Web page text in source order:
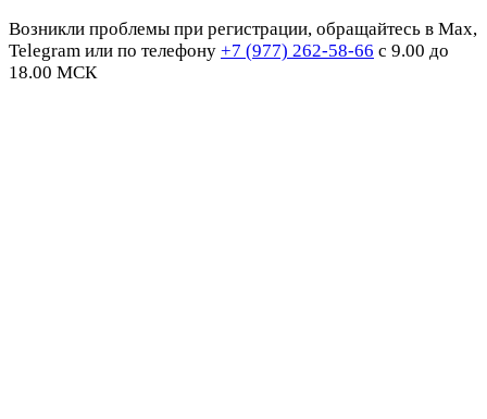
Возникли проблемы при регистрации, обращайтесь в Max,
Telegram или по телефону +7 (977) 262-58-66 с 9.00 до
18.00 МСК